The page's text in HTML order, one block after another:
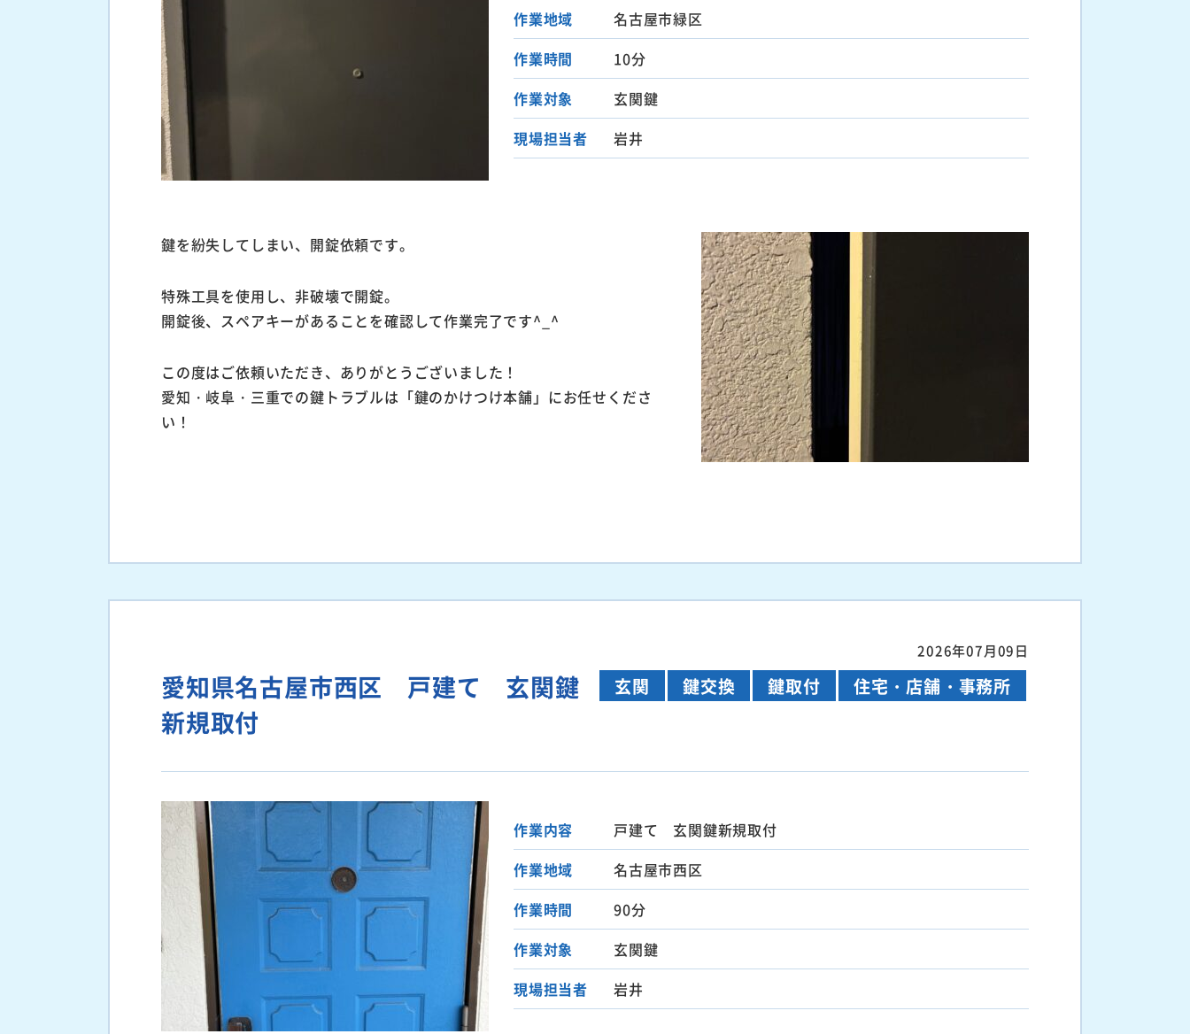
作業地域
名古屋市緑区
作業時間
10分
作業対象
玄関鍵
現場担当者
岩井
鍵を紛失してしまい、開錠依頼です。
特殊工具を使用し、非破壊で開錠。
開錠後、スペアキーがあることを確認して作業完了です^_^
この度はご依頼いただき、ありがとうございました！
愛知・岐阜・三重での鍵トラブルは「鍵のかけつけ本舗」にお任せくださ
い！
2026年07月09日
愛知県名古屋市西区 戸建て 玄関鍵
新規取付
玄関 鍵交換 鍵取付 住宅・店舗・事務所
作業内容
戸建て 玄関鍵新規取付
作業地域
名古屋市西区
作業時間
90分
作業対象
玄関鍵
現場担当者
岩井